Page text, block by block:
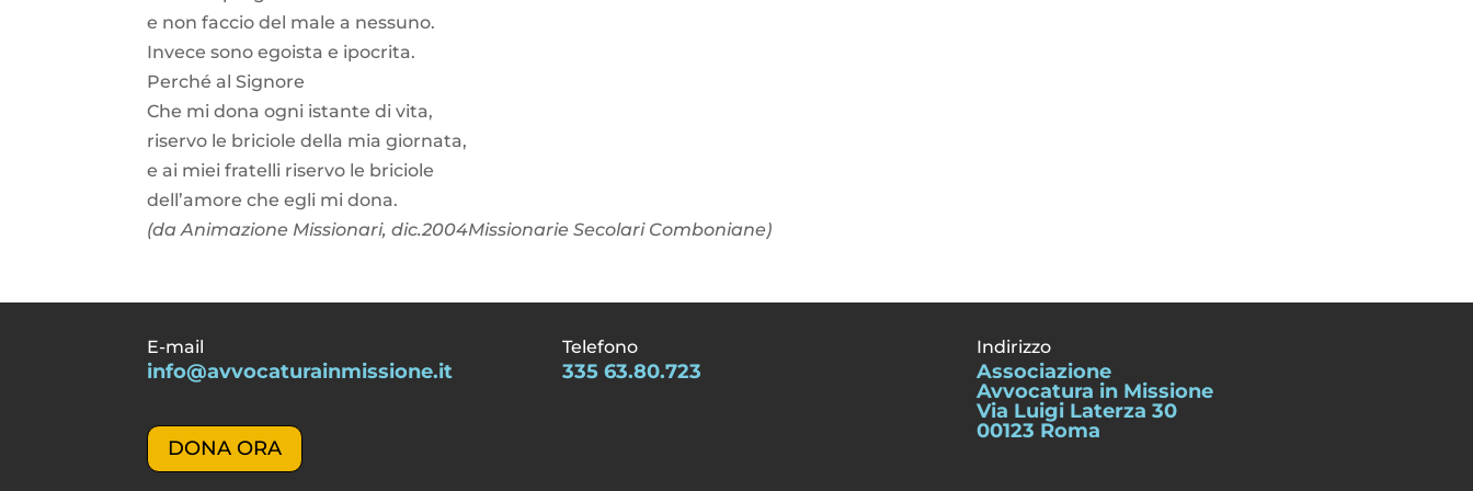
e non faccio del male a nessuno.
Invece sono egoista e ipocrita.
Perché al Signore
Che mi dona ogni istante di vita,
riservo le briciole della mia giornata,
e ai miei fratelli riservo le briciole
dell’amore che egli mi dona.
(da Animazione Missionari, dic.2004Missionarie Secolari Comboniane)
E-mail
info@avvocaturainmissione.it
DONA ORA
Telefono
335 63.80.723
Indirizzo
Associazione
Avvocatura in Missione
Via Luigi Laterza 30
00123 Roma